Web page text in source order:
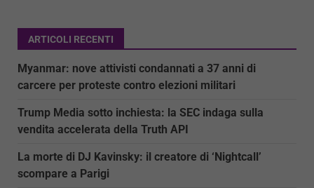
ARTICOLI RECENTI
Myanmar: nove attivisti condannati a 37 anni di
carcere per proteste contro elezioni militari
Trump Media sotto inchiesta: la SEC indaga sulla
vendita accelerata della Truth API
La morte di DJ Kavinsky: il creatore di ‘Nightcall’
scompare a Parigi